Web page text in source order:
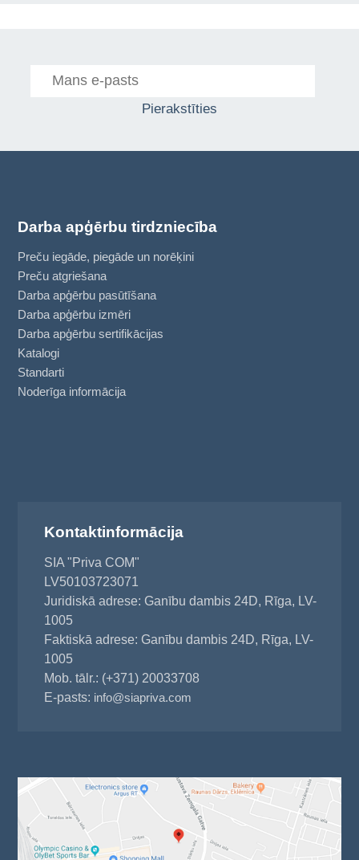
Pierakstīties
Darba apģērbu tirdzniecība
Preču iegāde, piegāde un norēķini
Preču atgriešana
Darba apģērbu pasūtīšana
Darba apģērbu izmēri
Darba apģērbu sertifikācijas
Katalogi
Standarti
Noderīga informācija
Kontaktinformācija
SIA "Priva COM"
LV50103723071
Juridiskā adrese: Ganību dambis 24D, Rīga, LV-
1005
Faktiskā adrese: Ganību dambis 24D, Rīga, LV-
1005
Mob. tālr.: (+371) 20033708
E-pasts: info@siapriva.com